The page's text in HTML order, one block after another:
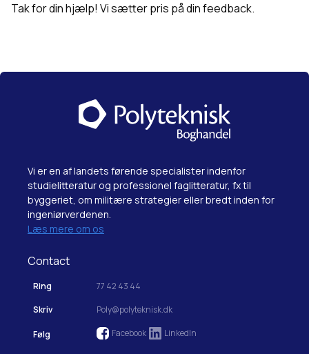
Tak for din hjælp! Vi sætter pris på din feedback.
Vi er en af landets førende specialister indenfor
studielitteratur og professionel faglitteratur, fx til
byggeriet, om militære strategier eller bredt inden for
ingeniørverdenen.
Læs mere om os
Contact
Ring
77 42 43 44
Skriv
Poly@polyteknisk.dk
Følg Facebook LinkedIn